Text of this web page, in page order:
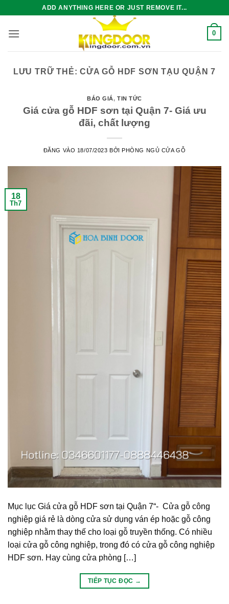
nội
ADD ANYTHING HERE OR JUST REMOVE IT...
0
LƯU TRỮ THẺ:CỬA GỖ HDF SƠN TẠU QUẬN 7
BÁO GIÁ,TIN TỨC
Giá cửa gỗ HDF sơn tại Quận 7- Giá ưu
đãi, chất lượng
ĐĂNG VÀO 18/07/2023 BỞIPHÒNG NGỦ CỬA GỖ
18
Th7
Mục lục Giá cửa gỗ HDF sơn tại Quận 7“- Cửa gỗ công
nghiệp giá rẻ là dòng cửa sử dụng ván ép hoặc gỗ công
nghiệp nhằm thay thế cho loại gỗ truyền thống. Có nhiều
loại cửa gỗ công nghiệp, trong đó có cửa gỗ công nghiệp
HDF sơn. Hay cùng cửa phòng […]
TIẾP TỤC ĐỌC →